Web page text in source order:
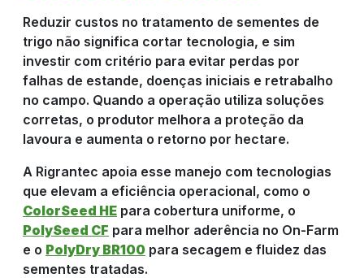
Reduzir custos no tratamento de sementes de
trigo não significa cortar tecnologia, e sim
investir com critério para evitar perdas por
falhas de estande, doenças iniciais e retrabalho
no campo. Quando a operação utiliza soluções
corretas, o produtor melhora a proteção da
lavoura e aumenta o retorno por hectare.
A Rigrantec apoia esse manejo com tecnologias
que elevam a eficiência operacional, como o
ColorSeed HE para cobertura uniforme, o
PolySeed CF para melhor aderência no On-Farm
e o PolyDry BR100 para secagem e fluidez das
sementes tratadas.